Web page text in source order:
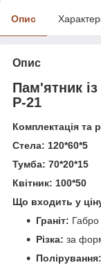
Опис
Опис
Пам'ятник із
Р-21
Комплектація та
Стела: 120*60*5
Тумба: 70*20*15
Квітник: 100*50
Що входить у
Граніт:
Різка: за
Полірування: